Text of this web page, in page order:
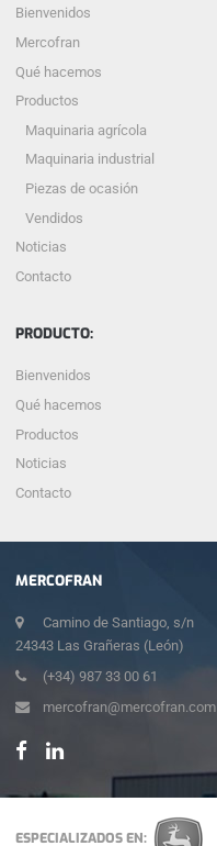
MERCOFRAN
Camino de Santiago, s/n
24343 Las Grañeras (León)
(+34) 987 33 00 61
mercofran@mercofran.com
Bienvenidos
Mercofran
Qué hacemos
Productos
Maquinaria agrícola
Maquinaria industrial
Piezas de ocasión
Vendidos
Noticias
Contacto
PRODUCTO:
Bienvenidos
Qué hacemos
Productos
Noticias
Contacto
ESPECIALIZADOS EN: